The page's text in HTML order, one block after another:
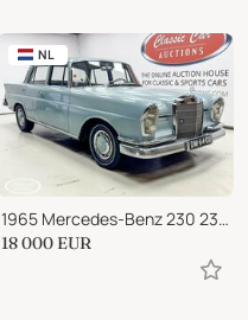
NL
1965 Mercedes-Benz 230 230S
18 000 EUR